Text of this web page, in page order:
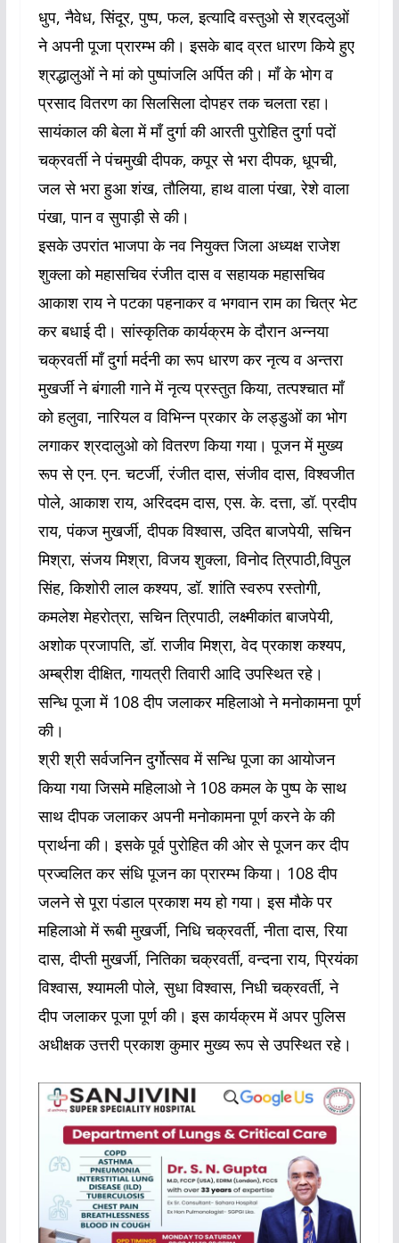
धुप, नैवेध, सिंदूर, पुष्प, फल, इत्यादि वस्तुओ से श्रदलुओं
ने अपनी पूजा प्रारम्भ की। इसके बाद व्रत धारण किये हुए
श्रद्धालुओं ने मां को पुष्पांजलि अर्पित की। माँ के भोग व
प्रसाद वितरण का सिलसिला दोपहर तक चलता रहा।
सायंकाल की बेला में माँ दुर्गा की आरती पुरोहित दुर्गा पदों
चक्रवर्ती ने पंचमुखी दीपक, कपूर से भरा दीपक, धूपची,
जल से भरा हुआ शंख, तौलिया, हाथ वाला पंखा, रेशे वाला
पंखा, पान व सुपाड़ी से की।
इसके उपरांत भाजपा के नव नियुक्त जिला अध्यक्ष राजेश
शुक्ला को महासचिव रंजीत दास व सहायक महासचिव
आकाश राय ने पटका पहनाकर व भगवान राम का चित्र भेट
कर बधाई दी। सांस्कृतिक कार्यक्रम के दौरान अन्नया
चक्रवर्ती माँ दुर्गा मर्दनी का रूप धारण कर नृत्य व अन्तरा
मुखर्जी ने बंगाली गाने में नृत्य प्रस्तुत किया, तत्पश्चात माँ
को हलुवा, नारियल व विभिन्न प्रकार के लड्डुओं का भोग
लगाकर श्रदालुओ को वितरण किया गया। पूजन में मुख्य
रूप से एन. एन. चटर्जी, रंजीत दास, संजीव दास, विश्वजीत
पोले, आकाश राय, अरिददम दास, एस. के. दत्ता, डॉ. प्रदीप
राय, पंकज मुखर्जी, दीपक विश्वास, उदित बाजपेयी, सचिन
मिश्रा, संजय मिश्रा, विजय शुक्ला, विनोद त्रिपाठी,विपुल
सिंह, किशोरी लाल कश्यप, डॉ. शांति स्वरुप रस्तोगी,
कमलेश मेहरोत्रा, सचिन त्रिपाठी, लक्ष्मीकांत बाजपेयी,
अशोक प्रजापति, डॉ. राजीव मिश्रा, वेद प्रकाश कश्यप,
अम्ब्रीश दीक्षित, गायत्री तिवारी आदि उपस्थित रहे।
सन्धि पूजा में 108 दीप जलाकर महिलाओ ने मनोकामना पूर्ण
की।
श्री श्री सर्वजनिन दुर्गोत्सव में सन्धि पूजा का आयोजन
किया गया जिसमे महिलाओ ने 108 कमल के पुष्प के साथ
साथ दीपक जलाकर अपनी मनोकामना पूर्ण करने के की
प्रार्थना की। इसके पूर्व पुरोहित की ओर से पूजन कर दीप
प्रज्वलित कर संधि पूजन का प्रारम्भ किया। 108 दीप
जलने से पूरा पंडाल प्रकाश मय हो गया। इस मौके पर
महिलाओ में रूबी मुखर्जी, निधि चक्रवर्ती, नीता दास, रिया
दास, दीप्ती मुखर्जी, नितिका चक्रवर्ती, वन्दना राय, प्रियंका
विश्वास, श्यामली पोले, सुधा विश्वास, निधी चक्रवर्ती, ने
दीप जलाकर पूजा पूर्ण की। इस कार्यक्रम में अपर पुलिस
अधीक्षक उत्तरी प्रकाश कुमार मुख्य रूप से उपस्थित रहे।